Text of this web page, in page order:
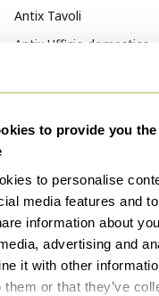
to provide you
to personalise
media features and
information about
advertising and
it with other
them or that they’ve
Antix Tavoli
Antix Ufficio domestico
Per materiale
Vimini Arte